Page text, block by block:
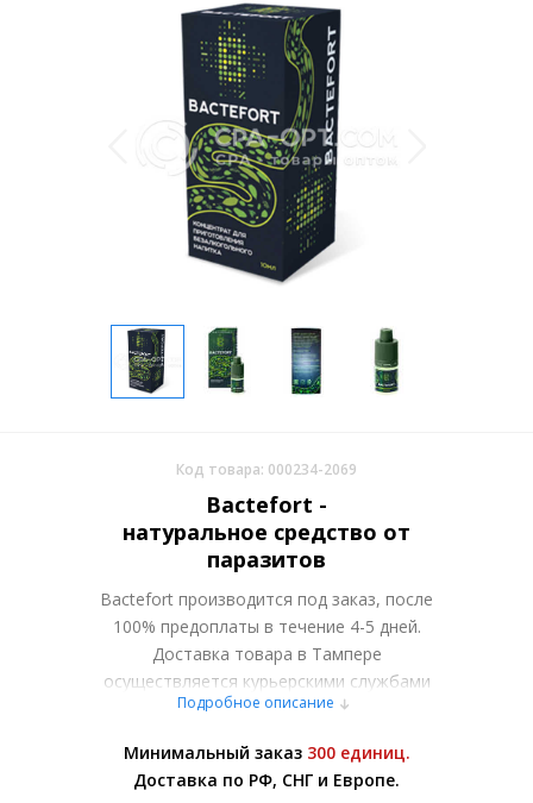
Код товара: 000234-2069
Bactefort -
натуральное средство от
паразитов
Bactefort производится под заказ, после
100% предоплаты в течение 4-5 дней.
Доставка товара в Тампере
осуществляется курьерскими службами
или самовывозом со склада в Москве.
менеджером.
Оплата производится в рублях. Цены на
Подробное описание
Минимальный заказ 300 единиц.
Доставка по РФ, СНГ и Европе.